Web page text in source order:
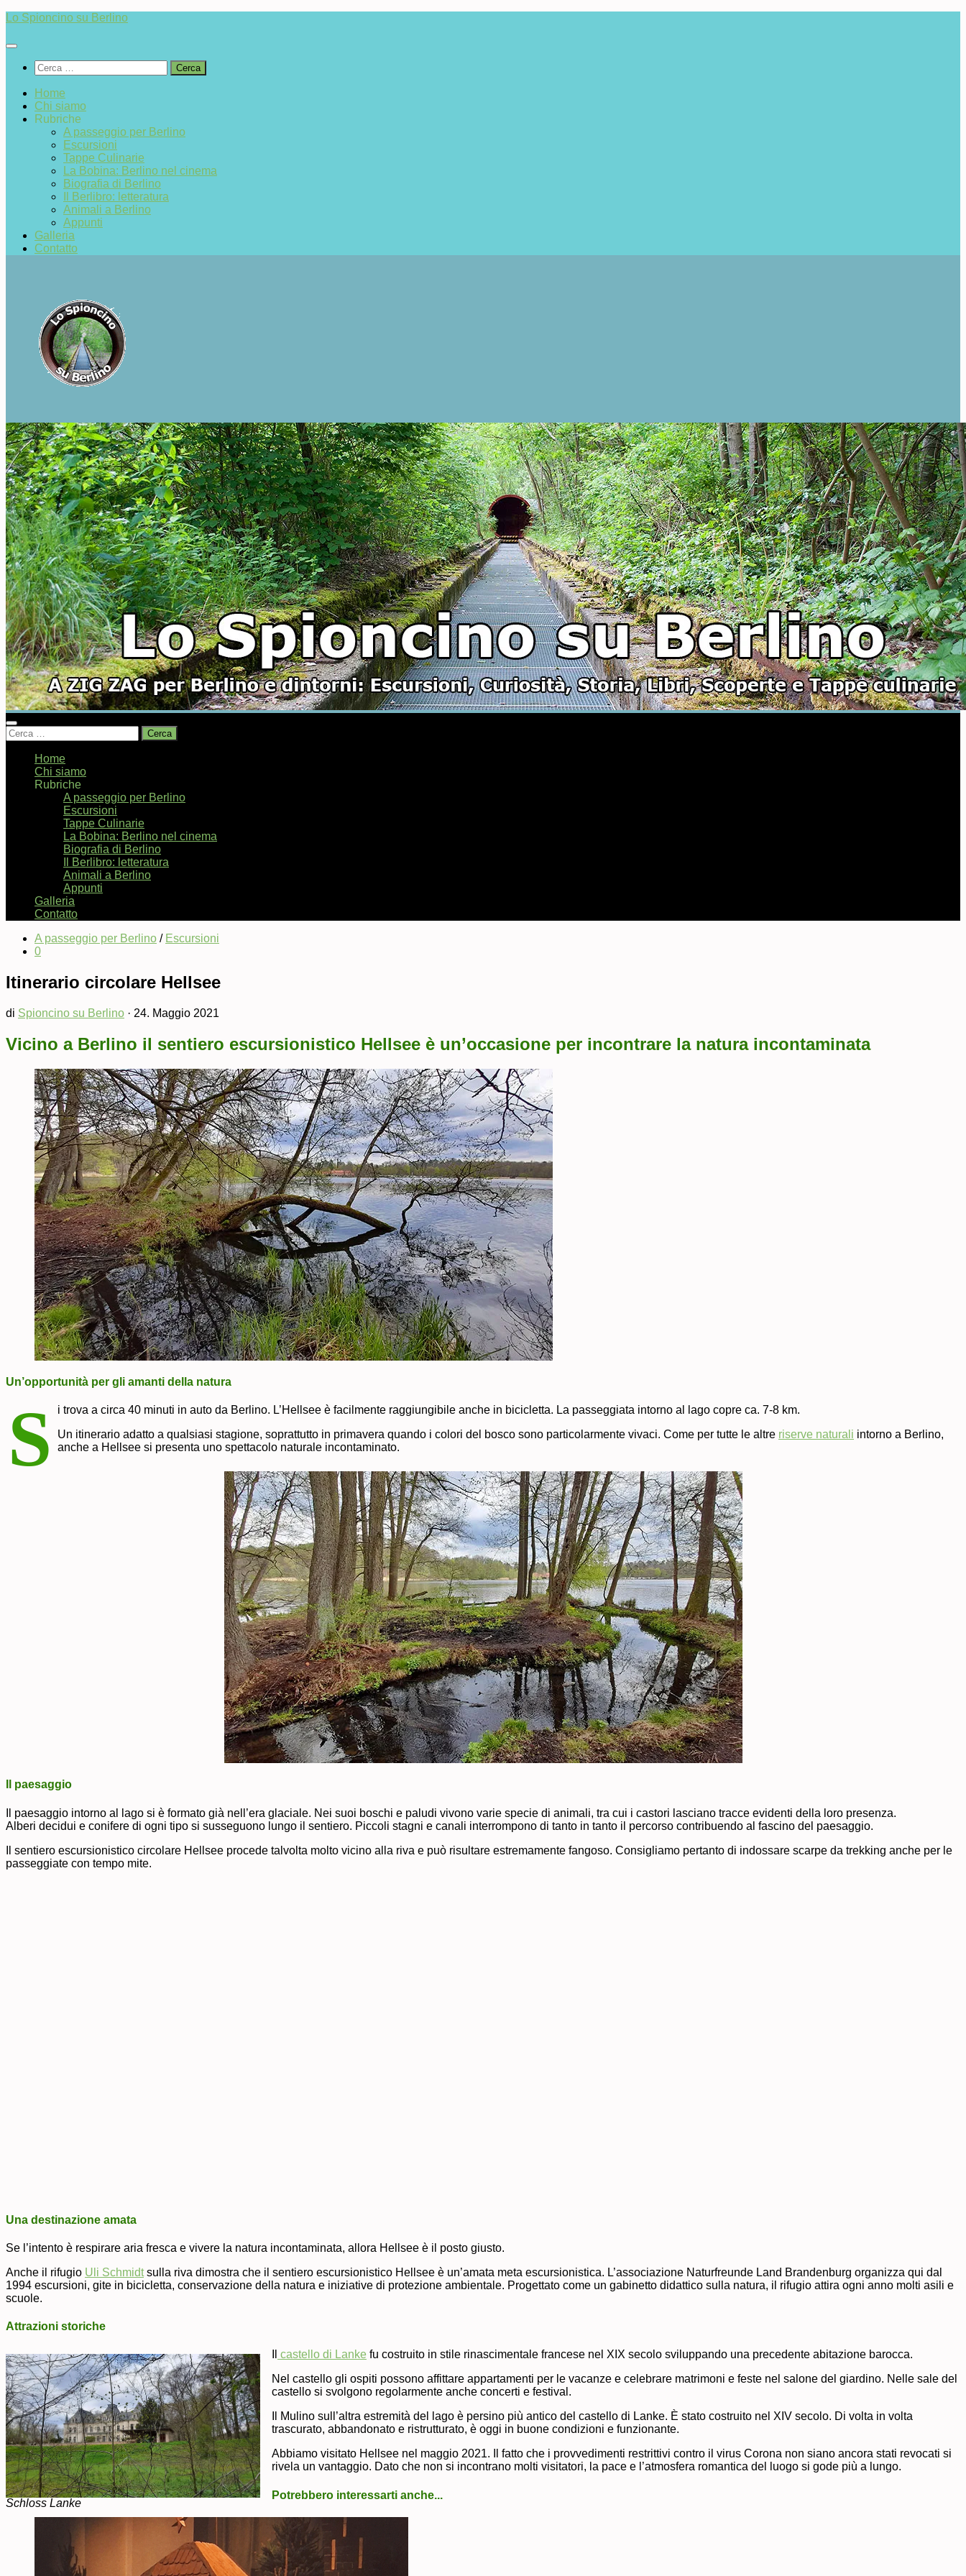
Salta
contenuto
Lo Spioncino su Berlino
Ricerca
per:
Home
Chi siamo
Rubriche
A passeggio per Berlino
Escursioni
Tappe Culinarie
La Bobina: Berlino nel cinema
Biografia di Berlino
Il Berlibro: letteratura
Animali a Berlino
Appunti
Galleria
Contatto
Ricerca
per:
Home
Chi siamo
Rubriche
A passeggio per Berlino
Escursioni
Tappe Culinarie
La Bobina: Berlino nel cinema
Biografia di Berlino
Il Berlibro: letteratura
Animali a Berlino
Appunti
Galleria
Contatto
A passeggio per Berlino / Escursioni
0
Itinerario circolare Hellsee
di Spioncino su Berlino · 24. Maggio 2021
Vicino a Berlino il sentiero escursionistico Hellsee è un’occasione per incontrare la natura incontaminata
Un’opportunità per gli amanti della natura
S
i trova a circa 40 minuti in auto da Berlino. L’Hellsee è facilmente raggiungibile anche in bicicletta. La passeggiata intorno al lago copre ca. 7-8 km.
Un itinerario adatto a qualsiasi stagione, soprattutto in primavera quando i colori del bosco sono particolarmente vivaci. Come per tutte le altre riserve naturali intorno a Berlino,
anche a Hellsee si presenta uno spettacolo naturale incontaminato.
Il paesaggio
Il paesaggio intorno al lago si è formato già nell’era glaciale. Nei suoi boschi e paludi vivono varie specie di animali, tra cui i castori lasciano tracce evidenti della loro presenza.
Alberi decidui e conifere di ogni tipo si susseguono lungo il sentiero. Piccoli stagni e canali interrompono di tanto in tanto il percorso contribuendo al fascino del paesaggio.
Il sentiero escursionistico circolare Hellsee procede talvolta molto vicino alla riva e può risultare estremamente fangoso. Consigliamo pertanto di indossare scarpe da trekking anche per le
passeggiate con tempo mite.
Una destinazione amata
Se l’intento è respirare aria fresca e vivere la natura incontaminata, allora Hellsee è il posto giusto.
Anche il rifugio Uli Schmidtsulla riva dimostra che il sentiero escursionistico Hellsee è un’amata meta escursionistica. L’associazione Naturfreunde Land Brandenburg organizza qui dal
1994 escursioni, gite in bicicletta, conservazione della natura e iniziative di protezione ambientale. Progettato come un gabinetto didattico sulla natura, il rifugio attira ogni anno molti asili e
scuole.
Attrazioni storiche
Schloss Lanke
castello di Lanke fu costruito in stile rinascimentale francese nel XIX secolo sviluppando una precedente abitazione barocca.
Nel castello gli ospiti possono affittare appartamenti per le vacanze e celebrare matrimoni e feste nel salone del giardino. Nelle sale del
castello si svolgono regolarmente anche concerti e festival.
Il Mulino sull’altra estremità del lago è persino più antico del castello di Lanke. È stato costruito nel XIV secolo. Di volta in volta
trascurato, abbandonato e ristrutturato, è oggi in buone condizioni e funzionante.
Abbiamo visitato Hellsee nel maggio 2021. Il fatto che i provvedimenti restrittivi contro il virus Corona non siano ancora stati revocati si
rivela un vantaggio. Dato che non si incontrano molti visitatori, la pace e l’atmosfera romantica del luogo si gode più a lungo.
Potrebbero interessarti anche...